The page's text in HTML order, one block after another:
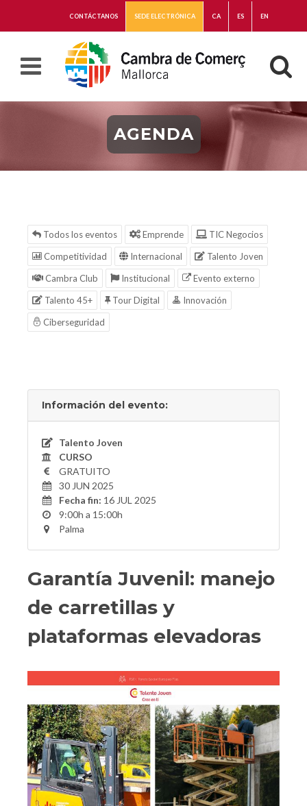
CONTÁCTANOS SEDE ELECTRÓNICA CA ES EN
AGENDA
Todos los eventos Emprende
TIC Negocios
Competitividad
Internacional
Talento Joven
Cambra Club
Institucional
Evento externo
Talento 45+
Tour Digital
Innovación
Ciberseguridad
Información del evento:
Talento Joven
CURSO
GRATUITO
30 JUN 2025
Fecha fin: 16 JUL 2025
9:00h a 15:00h
Palma
Garantía Juvenil: manejo
de carretillas y
plataformas elevadoras